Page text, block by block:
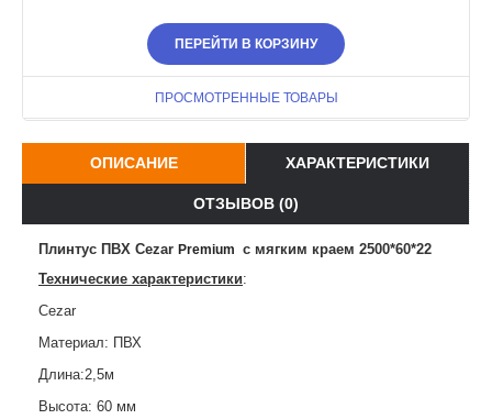
ПЕРЕЙТИ В КОРЗИНУ
ПРОСМОТРЕННЫЕ ТОВАРЫ
ОПИСАНИЕ ХАРАКТЕРИСТИКИ
ОТЗЫВОВ (0)
Плинтус ПВХ Cezar Premium с мягким краем 2500*60*22
Технические характеристики:
Cezar
Материал: ПВХ
Длина:2,5м
Высота: 60 мм